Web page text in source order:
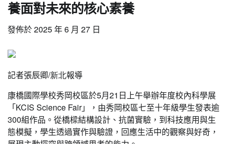
養面對未來的核心素養
發佈於2025 年 6 月 27 日
記者張辰卿/新北報導
康橋國際學校秀岡校區於5月21日上午舉辦年度校內科學展
「KCIS Science Fair」，由秀岡校區七至十年級學生發表逾
300組作品。從橋樑結構設計、抗菌實驗，到科技應用與生
態模擬，學生透過實作與驗證，回應生活中的觀察與好奇，